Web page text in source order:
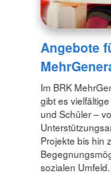
Angebote
Im BRK
gibt es
und Schüler –
Projekte bis hin
sozialen Umfeld.